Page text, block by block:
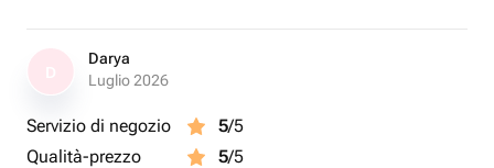
Darya
Luglio 2026
Servizio di negozio 5/5
Qualità-prezzo
5/5